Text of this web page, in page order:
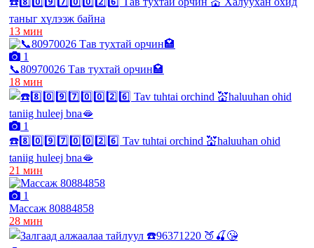
таныг хүлээж байна
13 мин
1
📞80970026 Тав тухтай орчин🏩
18 мин
1
☎️8️⃣0️⃣9️⃣7️⃣0️⃣0️⃣2️⃣6️⃣ Tav tuhtai orchind 💒haluuhan ohid
taniig huleej bna🫦
21 мин
1
Массаж 80884858
28 мин